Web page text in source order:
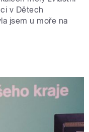
v Dětech
jsem u moře na